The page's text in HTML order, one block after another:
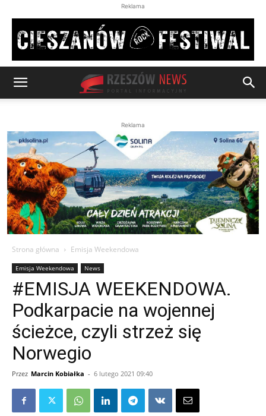
Reklama
Reklama
Strona główna Emisja Weekendowa
Emisja Weekendowa News
#EMISJA WEEKENDOWA.
Podkarpacie na wojennej
ścieżce, czyli strzeż się
Norwegio
Przez Marcin Kobiałka - 6 lutego 2021 09:40